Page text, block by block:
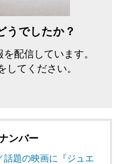
うでしたか？
配信しています。
してください。
ンバー
話題の映画に『ジュエ